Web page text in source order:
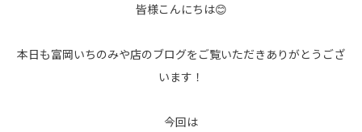
皆様こんにちは😊
本日も富岡いちのみや店のブログをご覧いただきありがとうござ
います！
今回は